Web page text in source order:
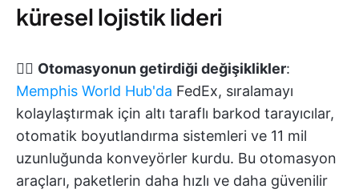
küresel lojistik lideri
👉🏽 Otomasyonun getirdiği değişiklikler:
Memphis World Hub'da FedEx, sıralamayı
kolaylaştırmak için altı taraflı barkod tarayıcılar,
otomatik boyutlandırma sistemleri ve 11 mil
uzunluğunda konveyörler kurdu. Bu otomasyon
araçları, paketlerin daha hızlı ve daha güvenilir